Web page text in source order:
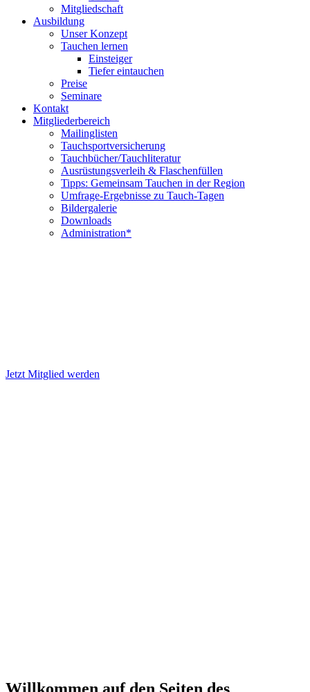
Mitgliedschaft
Ausbildung
Unser Konzept
Tauchen lernen
Einsteiger
Tiefer eintauchen
Preise
Seminare
Kontakt
Mitgliederbereich
Mailinglisten
Tauchsportversicherung
Tauchbücher/Tauchliteratur
Ausrüstungsverleih & Flaschenfüllen
Tipps: Gemeinsam Tauchen in der Region
Umfrage-Ergebnisse zu Tauch-Tagen
Bildergalerie
Downloads
Administration*
Jetzt Mitglied werden